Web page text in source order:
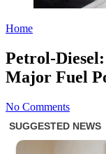
Home
Petrol-Diesel:
Major Fuel
No Comments